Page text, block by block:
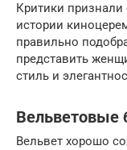
Критики
истории
правильно
представить
стиль и
Вельветовые
Вельвет хорошо